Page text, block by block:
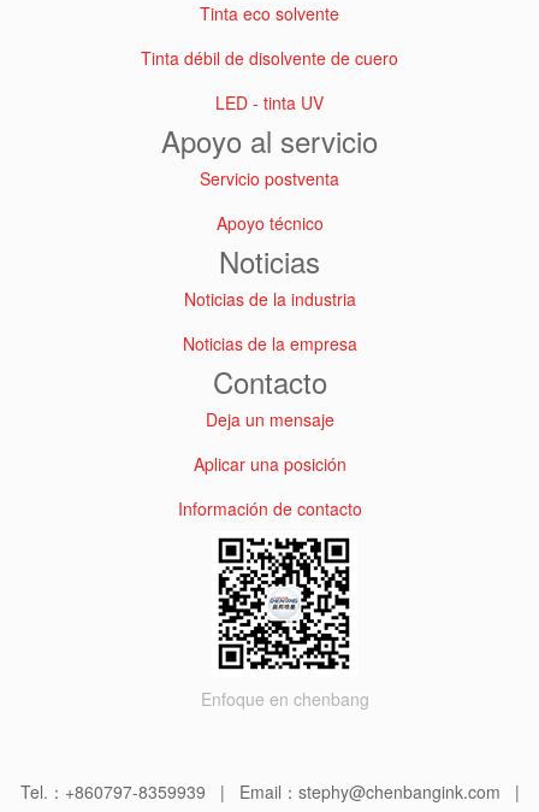
Tinta eco solvente
Tinta débil de disolvente de cuero
LED - tinta UV
Apoyo al servicio
Servicio postventa
Apoyo técnico
Noticias
Noticias de la industria
Noticias de la empresa
Contacto
Deja un mensaje
Aplicar una posición
Información de contacto
Enfoque en chenbang
Tel.：+860797-8359939 | Email：stephy@chenbangink.com |